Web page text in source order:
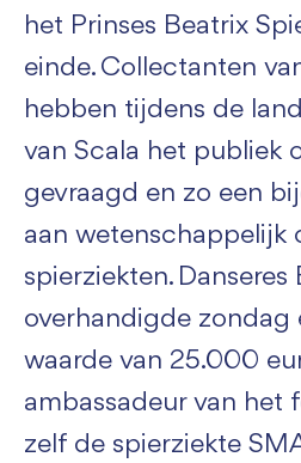
het Prinses Beatrix
einde. Collectanten
hebben tijdens de
van Scala het publiek
gevraagd en zo een
aan wetenschappelijk
spierziekten. Danseres
overhandigde zondag
waarde van 25.000
ambassadeur van het
zelf de spierziekte